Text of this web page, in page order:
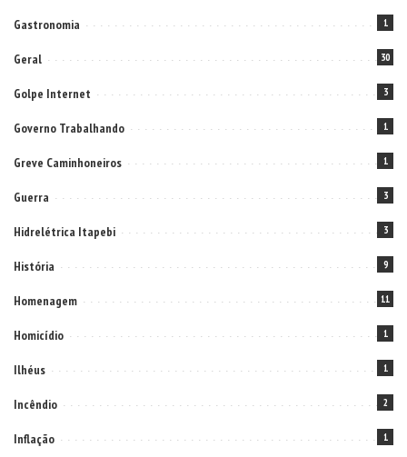
Gastronomia 1
Geral 30
Golpe Internet 3
Governo Trabalhando 1
Greve Caminhoneiros 1
Guerra 3
Hidrelétrica Itapebi 3
História 9
Homenagem 11
Homicídio 1
Ilhéus 1
Incêndio 2
Inflação 1